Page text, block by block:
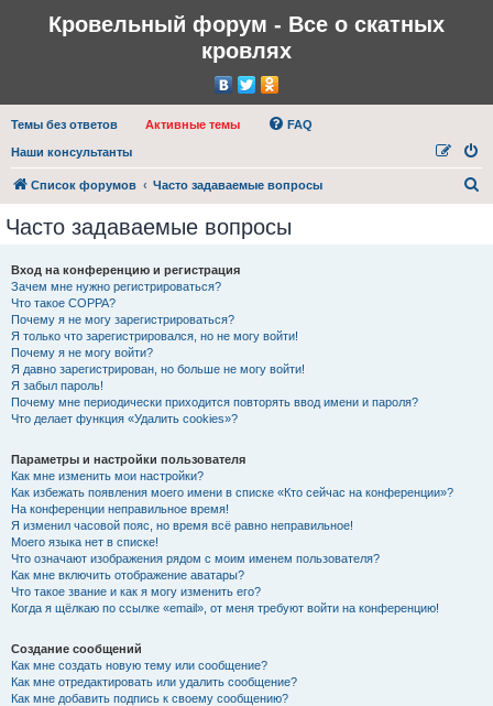
Кровельный форум - Все о скатных
кровлях
Темы без ответов Активные темы FAQ
Наши консультанты
Список форумов Часто задаваемые вопросы
Часто задаваемые вопросы
Вход на конференцию и регистрация
Зачем мне нужно регистрироваться?
Что такое COPPA?
Почему я не могу зарегистрироваться?
Я только что зарегистрировался, но не могу войти!
Почему я не могу войти?
Я давно зарегистрирован, но больше не могу войти!
Я забыл пароль!
Почему мне периодически приходится повторять ввод имени и пароля?
Что делает функция «Удалить cookies»?
Параметры и настройки пользователя
Как мне изменить мои настройки?
Как избежать появления моего имени в списке «Кто сейчас на конференции»?
На конференции неправильное время!
Я изменил часовой пояс, но время всё равно неправильное!
Моего языка нет в списке!
Что означают изображения рядом с моим именем пользователя?
Как мне включить отображение аватары?
Что такое звание и как я могу изменить его?
Когда я щёлкаю по ссылке «email», от меня требуют войти на конференцию!
Создание сообщений
Как мне создать новую тему или сообщение?
Как мне отредактировать или удалить сообщение?
Как мне добавить подпись к своему сообщению?